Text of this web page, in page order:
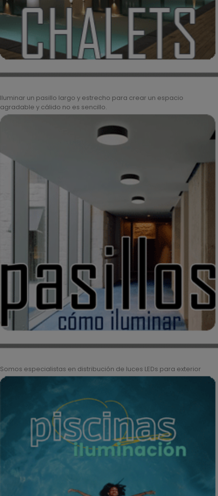
Iluminar un pasillo largo y estrecho para crear un espacio
agradable y cálido no es sencillo.
Somos especialistas en distribución de luces LEDs para exterior